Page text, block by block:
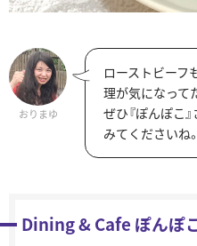
おりまゆ
ローストビーフ
理が気になって
ぜひ『ぽんぽこ
みてくださいね。
Dining & Cafe ぽんぽ